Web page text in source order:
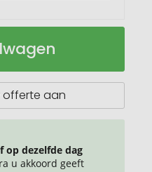
offerte aan
op dezelfde dag
u akkoord geeft